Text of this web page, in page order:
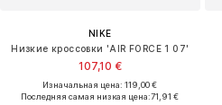
NIKE
Низкие кроссовки 'AIR FORCE 1 07'
107,10 €
Изначальная цена: 119,00 €
Последняя самая низкая цена:71,91 €